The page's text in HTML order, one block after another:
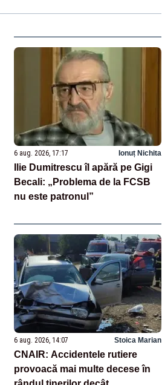
6 aug. 2026, 17:17 Ionuț Nichita
Ilie Dumitrescu îl apără pe Gigi
Becali: „Problema de la FCSB
nu este patronul”
6 aug. 2026, 14:07 Stoica Marian
CNAIR: Accidentele rutiere
provoacă mai multe decese în